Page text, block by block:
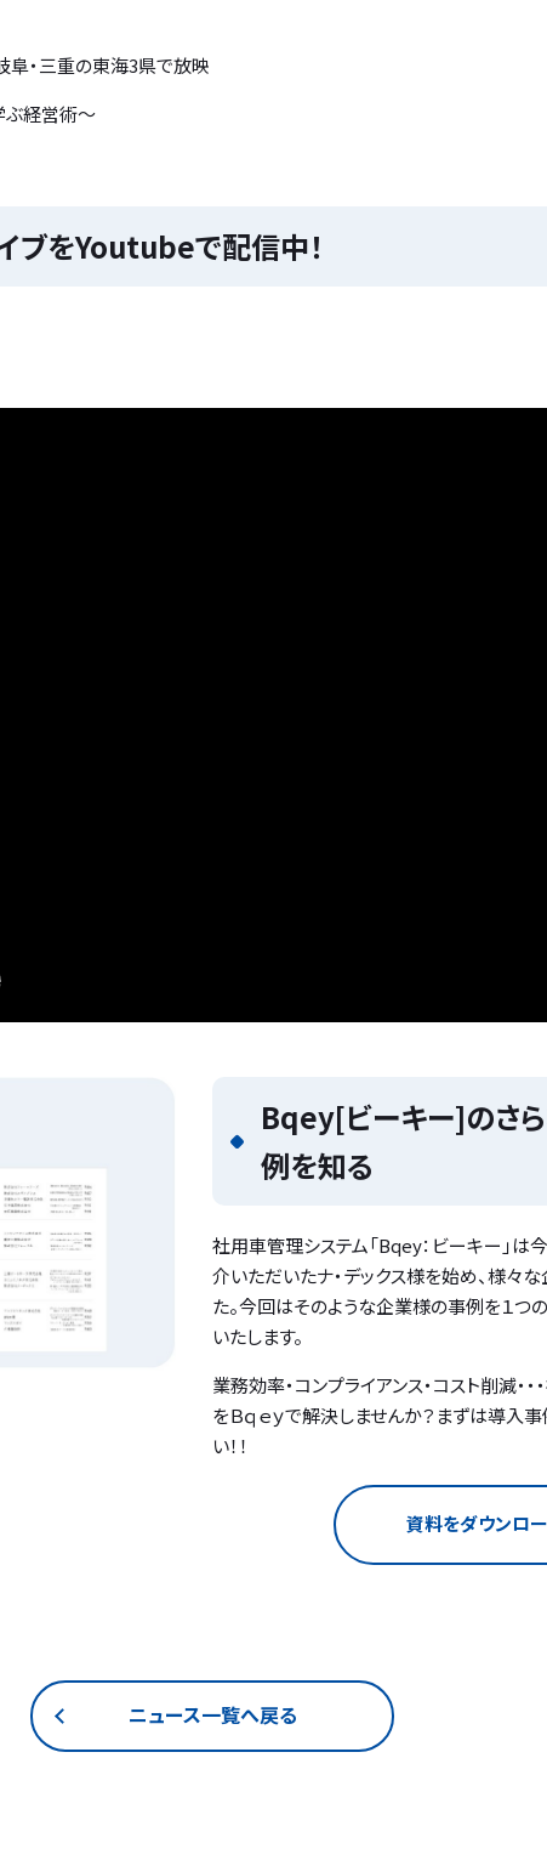
阜・三重の東海3県で放映
ぶ経営術～
ブをYoutubeで配信中！
Bqey[ビーキー]のさ
例を知る
社用車管理システム「Bqey：ビーキー」は今
介いただいたナ・デックス様を始め、様々
た。今回はそのような企業様の事例を１つ
いたします。
業務効率・コンプライアンス・コスト削減・
をＢｑｅｙで解決しませんか？まずは導入
い！！
資料をダウンロ
ニュース一覧へ戻る